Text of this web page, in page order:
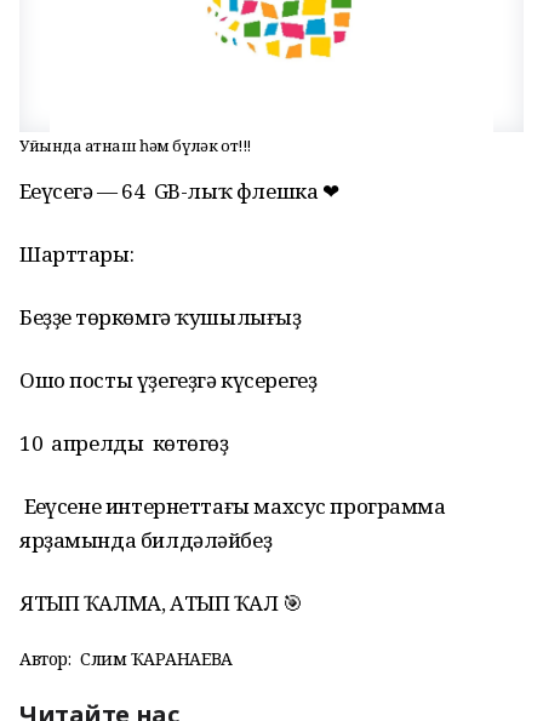
Уйында ҡатнаш һәм бүләк от!!!
Еңеүсегә — 64 GB-лыҡ флешка ❤
Шарттары:
Беҙҙең төркөмгә ҡушылығыҙ
Ошо посты үҙегеҙгә күсерегеҙ
10 апрелды көтөгөҙ
Еңеүсене интернеттағы махсус программа
ярҙамында билдәләйбеҙ
ЯТЫП ҠАЛМА, АТЫП ҠАЛ 🎯
Автор: Сәлимә ҠАРАНАЕВА
Читайте нас